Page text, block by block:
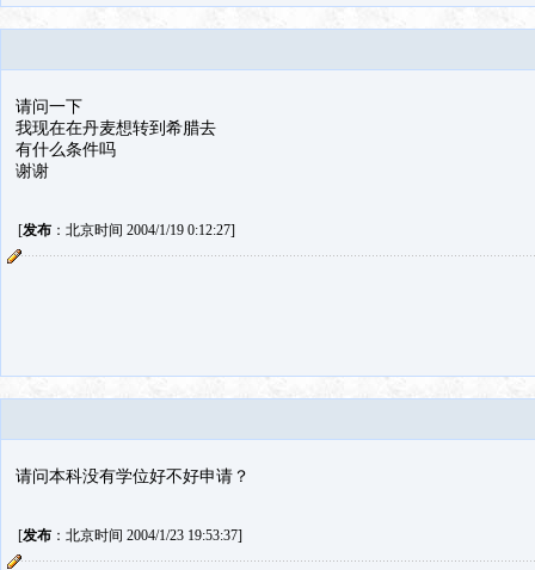
请问一下
我现在在丹麦想转到希腊去
有什么条件吗
谢谢
[发布：北京时间 2004/1/19 0:12:27]
请问本科没有学位好不好申请？
[发布：北京时间 2004/1/23 19:53:37]